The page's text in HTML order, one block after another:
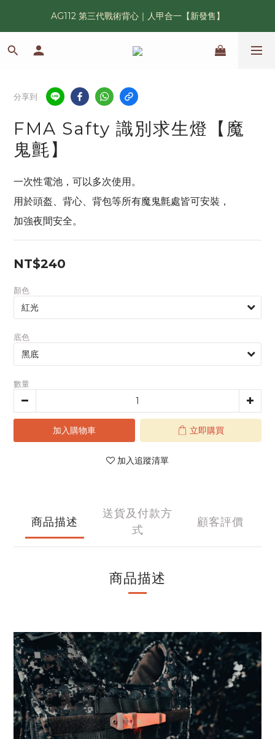
漢光42 傲骨紀念臂章｜滿 6500 贈送一片！
AG112 第三代戰術背心｜人甲合一【新發售】
鯊魚鰭圓邊帽｜高透氣、會呼吸的戰術奔尼帽
分享到
FMA Safty 識別求生燈【魔
鬼氈】
一次性電池，可以多次使用。
用於頭盔、背心、背包等所有魔鬼氈處皆可安裝，
加強夜間安全。
NT$240
顏色
底色
數量
加入購物車 立即購買
加入追蹤清單
商品描述
送貨及付款方
式
顧客評價
商品描述